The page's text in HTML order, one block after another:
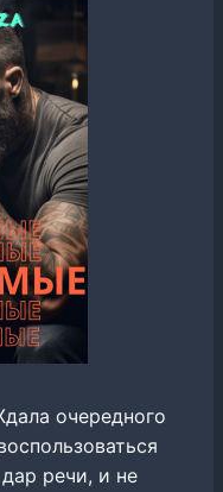
очередного
речи, и не